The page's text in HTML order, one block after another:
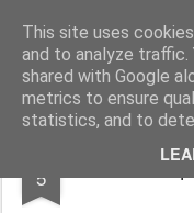
This site uses
and to analyze traffic.
shared with Google
metrics to ensure
statistics, and to
5